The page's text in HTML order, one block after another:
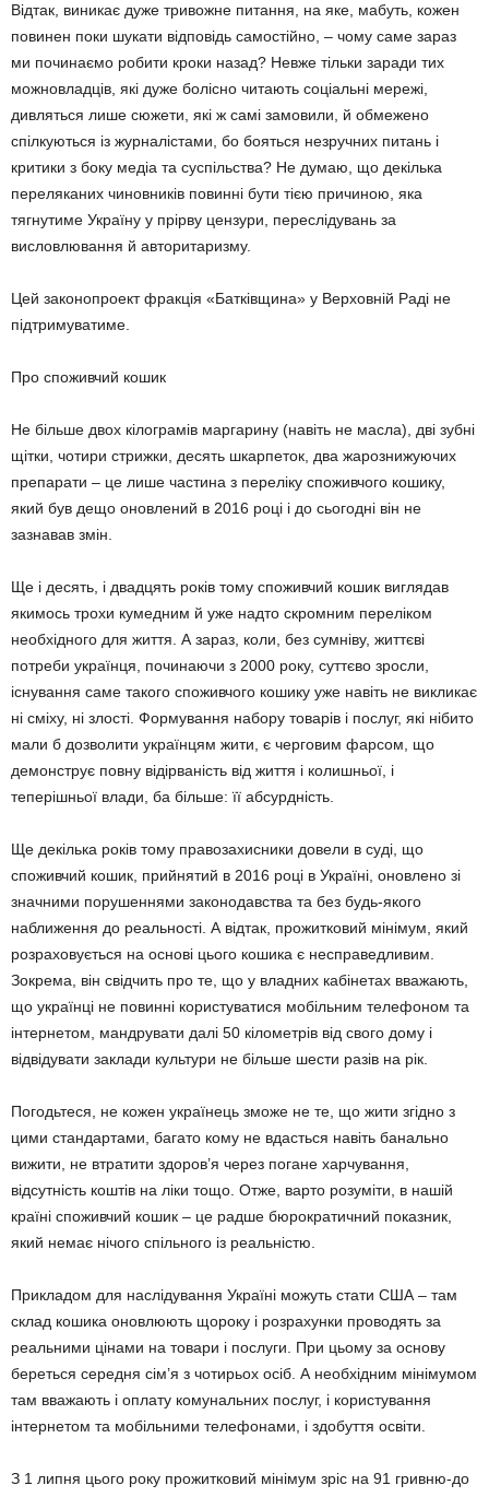
Відтак, виникає дуже тривожне питання, на яке, мабуть, кожен
повинен поки шукати відповідь самостійно, – чому саме зараз
ми починаємо робити кроки назад? Невже тільки заради тих
можновладців, які дуже болісно читають соціальні мережі,
дивляться лише сюжети, які ж самі замовили, й обмежено
спілкуються із журналістами, бо бояться незручних питань і
критики з боку медіа та суспільства? Не думаю, що декілька
переляканих чиновників повинні бути тією причиною, яка
тягнутиме Україну у прірву цензури, переслідувань за
висловлювання й авторитаризму.
Цей законопроект фракція «Батківщина» у Верховній Раді не
підтримуватиме.
Про споживчий кошик
Не більше двох кілограмів маргарину (навіть не масла), дві зубні
щітки, чотири стрижки, десять шкарпеток, два жарознижуючих
препарати – це лише частина з переліку споживчого кошику,
який був дещо оновлений в 2016 році і до сьогодні він не
зазнавав змін.
Ще і десять, і двадцять років тому споживчий кошик виглядав
якимось трохи кумедним й уже надто скромним переліком
необхідного для життя. А зараз, коли, без сумніву, життєві
потреби українця, починаючи з 2000 року, суттєво зросли,
існування саме такого споживчого кошику уже навіть не викликає
ні сміху, ні злості. Формування набору товарів і послуг, які нібито
мали б дозволити українцям жити, є черговим фарсом, що
демонструє повну відірваність від життя і колишньої, і
теперішньої влади, ба більше: її абсурдність.
Ще декілька років тому правозахисники довели в суді, що
споживчий кошик, прийнятий в 2016 році в Україні, оновлено зі
значними порушеннями законодавства та без будь-якого
наближення до реальності. А відтак, прожитковий мінімум, який
розраховується на основі цього кошика є несправедливим.
Зокрема, він свідчить про те, що у владних кабінетах вважають,
що українці не повинні користуватися мобільним телефоном та
інтернетом, мандрувати далі 50 кілометрів від свого дому і
відвідувати заклади культури не більше шести разів на рік.
Погодьтеся, не кожен українець зможе не те, що жити згідно з
цими стандартами, багато кому не вдасться навіть банально
вижити, не втратити здоров’я через погане харчування,
відсутність коштів на ліки тощо. Отже, варто розуміти, в нашій
країні споживчий кошик – це радше бюрократичний показник,
який немає нічого спільного із реальністю.
Прикладом для наслідування Україні можуть стати США – там
склад кошика оновлюють щороку і розрахунки проводять за
реальними цінами на товари і послуги. При цьому за основу
береться середня сім’я з чотирьох осіб. А необхідним мінімумом
там вважають і оплату комунальних послуг, і користування
інтернетом та мобільними телефонами, і здобуття освіти.
З 1 липня цього року прожитковий мінімум зріс на 91 гривню-до